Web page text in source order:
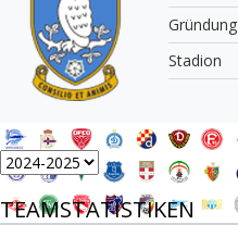
Gründung
Stadion
TEAMSTATISTIKEN